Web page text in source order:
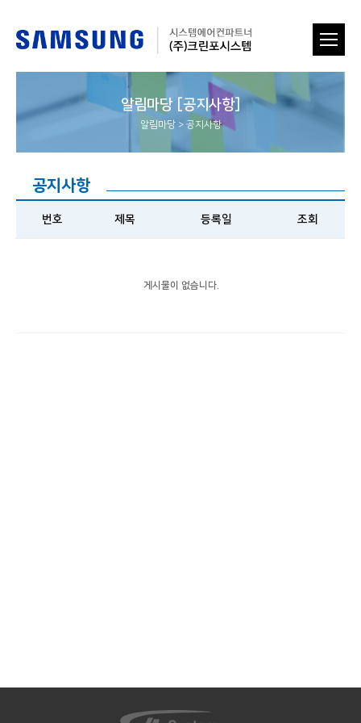
알림마당 [공지사항]
알림마당 > 공지사항
공지사항
번호 제목 등록일 조회
게시물이 없습니다.